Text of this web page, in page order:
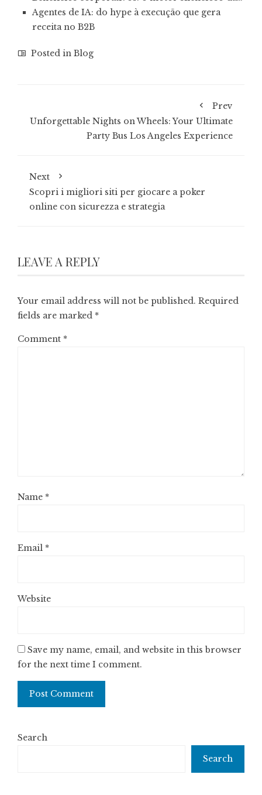
Agentes de IA: do hype à execução que gera
receita no B2B
Posted in Blog
Prev
Unforgettable Nights on Wheels: Your Ultimate
Party Bus Los Angeles Experience
Next
Scopri i migliori siti per giocare a poker
online con sicurezza e strategia
LEAVE A REPLY
Your email address will not be published. Required
fields are marked *
Comment *
Name *
Email *
Website
Save my name, email, and website in this browser
for the next time I comment.
Search
Search